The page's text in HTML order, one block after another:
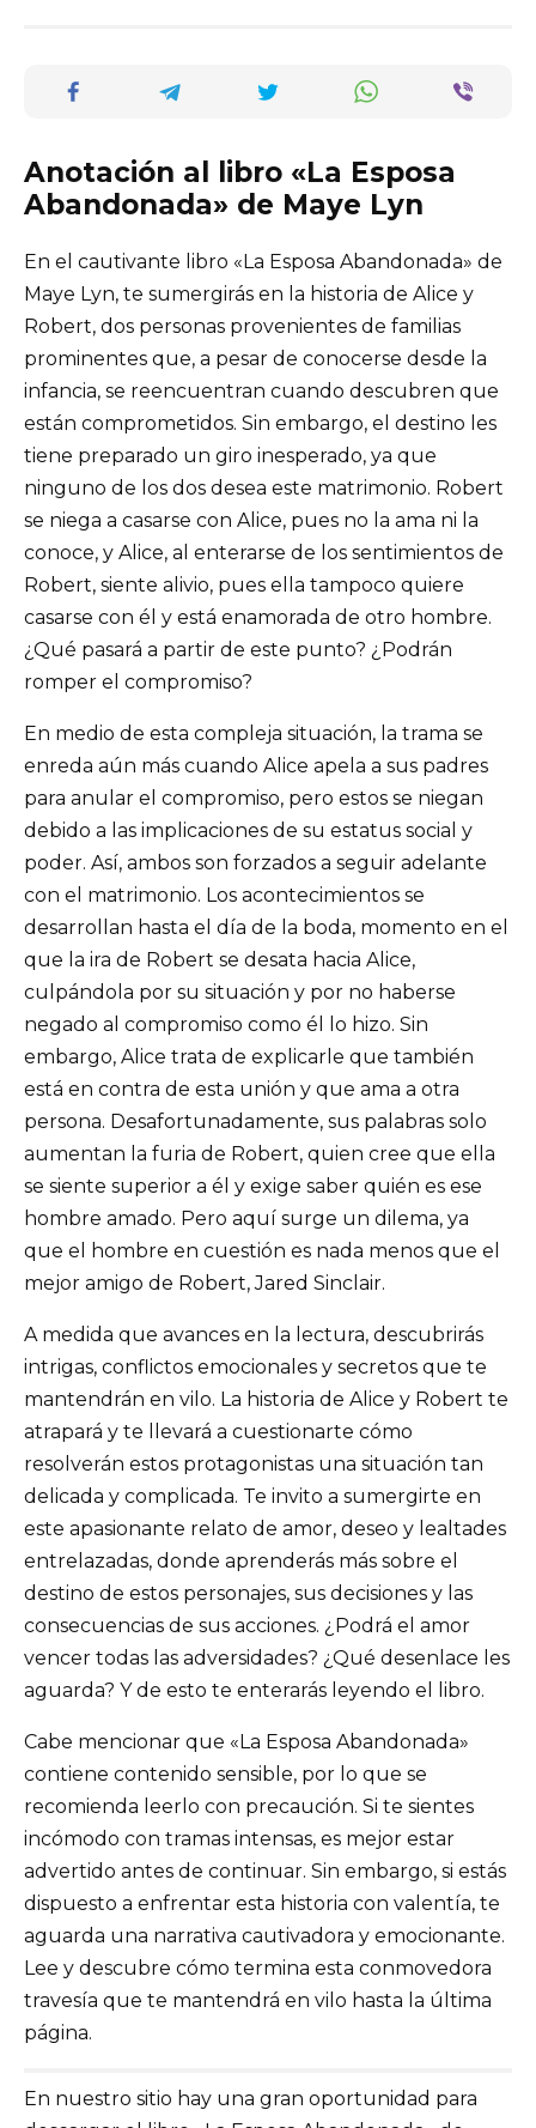
Anotación al libro «La Esposa
Abandonada» de Maye Lyn
En el cautivante libro «La Esposa Abandonada» de
Maye Lyn, te sumergirás en la historia de Alice y
Robert, dos personas provenientes de familias
prominentes que, a pesar de conocerse desde la
infancia, se reencuentran cuando descubren que
están comprometidos. Sin embargo, el destino les
tiene preparado un giro inesperado, ya que
ninguno de los dos desea este matrimonio. Robert
se niega a casarse con Alice, pues no la ama ni la
conoce, y Alice, al enterarse de los sentimientos de
Robert, siente alivio, pues ella tampoco quiere
casarse con él y está enamorada de otro hombre.
¿Qué pasará a partir de este punto? ¿Podrán
romper el compromiso?
En medio de esta compleja situación, la trama se
enreda aún más cuando Alice apela a sus padres
para anular el compromiso, pero estos se niegan
debido a las implicaciones de su estatus social y
poder. Así, ambos son forzados a seguir adelante
con el matrimonio. Los acontecimientos se
desarrollan hasta el día de la boda, momento en el
que la ira de Robert se desata hacia Alice,
culpándola por su situación y por no haberse
negado al compromiso como él lo hizo. Sin
embargo, Alice trata de explicarle que también
está en contra de esta unión y que ama a otra
persona. Desafortunadamente, sus palabras solo
aumentan la furia de Robert, quien cree que ella
se siente superior a él y exige saber quién es ese
hombre amado. Pero aquí surge un dilema, ya
que el hombre en cuestión es nada menos que el
mejor amigo de Robert, Jared Sinclair.
A medida que avances en la lectura, descubrirás
intrigas, conflictos emocionales y secretos que te
mantendrán en vilo. La historia de Alice y Robert te
atrapará y te llevará a cuestionarte cómo
resolverán estos protagonistas una situación tan
delicada y complicada. Te invito a sumergirte en
este apasionante relato de amor, deseo y lealtades
entrelazadas, donde aprenderás más sobre el
destino de estos personajes, sus decisiones y las
consecuencias de sus acciones. ¿Podrá el amor
vencer todas las adversidades? ¿Qué desenlace les
aguarda? Y de esto te enterarás leyendo el libro.
Cabe mencionar que «La Esposa Abandonada»
contiene contenido sensible, por lo que se
recomienda leerlo con precaución. Si te sientes
incómodo con tramas intensas, es mejor estar
advertido antes de continuar. Sin embargo, si estás
dispuesto a enfrentar esta historia con valentía, te
aguarda una narrativa cautivadora y emocionante.
Lee y descubre cómo termina esta conmovedora
travesía que te mantendrá en vilo hasta la última
página.
En nuestro sitio hay una gran oportunidad para